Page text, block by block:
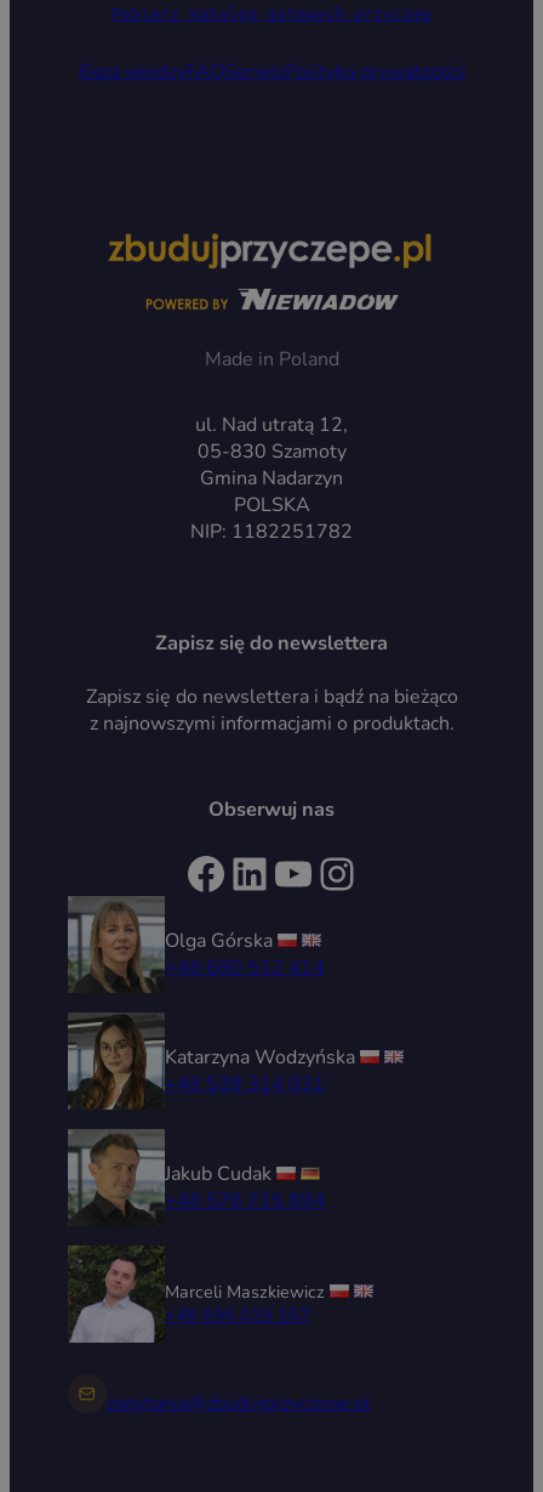
Pobierz katalog gotowych przyczep
Baza wiedzyFAQSerwisPolityka prywatności
Made in Poland
ul. Nad utratą 12,
05-830 Szamoty
Gmina Nadarzyn
POLSKA
NIP: 1182251782
Zapisz się do newslettera
Zapisz się do newslettera i bądź na bieżąco
z najnowszymi informacjami o produktach.
Obserwuj nas
Facebook LinkedIn YouTube Instagram
Olga Górska
+48 690 512 414
Katarzyna Wodzyńska
+48 539 314 031
Jakub Cudak
+48 576 715 894
Marceli Maszkiewicz
+48 696 029 167
zapytania@zbudujprzyczepe.pl